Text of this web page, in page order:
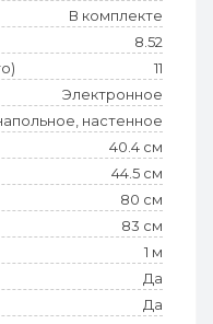
В комплекте
8.52
11
Электронное
настенное
40.4 см
44.5 см
80 см
83 см
1 м
Да
Да